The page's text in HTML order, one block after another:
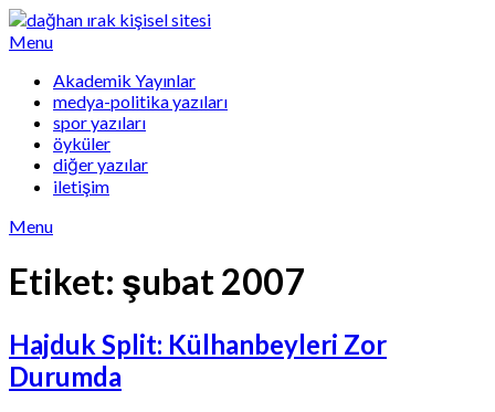
Skip
to
Menu
Akademik Yayınlar
medya-politika yazıları
spor yazıları
öyküler
diğer yazılar
iletişim
Menu
Etiket: şubat 2007
Hajduk Split: Külhanbeyleri Zor
Durumda